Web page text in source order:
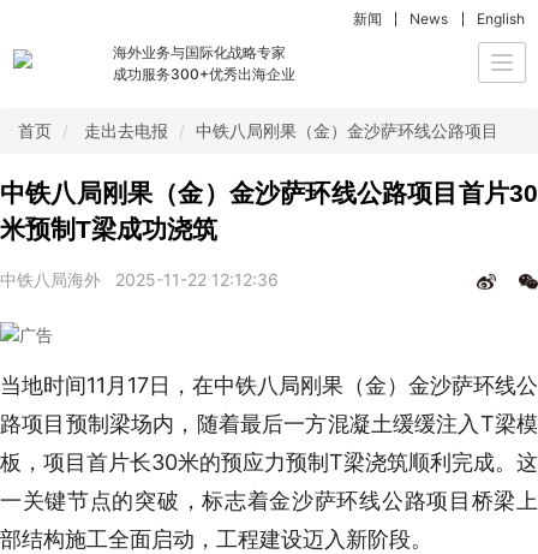
海外业务与国际化战略专家
成功服务300+优秀出海企业
新闻 News English
首页 走出去电报 中铁八局刚果（金）金沙萨环线公路项目首
中铁八局刚果（金）金沙萨环线公路项目首片30
米预制T梁成功浇筑
中铁八局海外 2025-11-22 12:12:36
当地时间11月17日，在中铁八局刚果（金）金沙萨环线公
路项目预制梁场内，随着最后一方混凝土缓缓注入T梁模
板，项目首片长30米的预应力预制T梁浇筑顺利完成。这
一关键节点的突破，标志着金沙萨环线公路项目桥梁上
部结构施工全面启动，工程建设迈入新阶段。